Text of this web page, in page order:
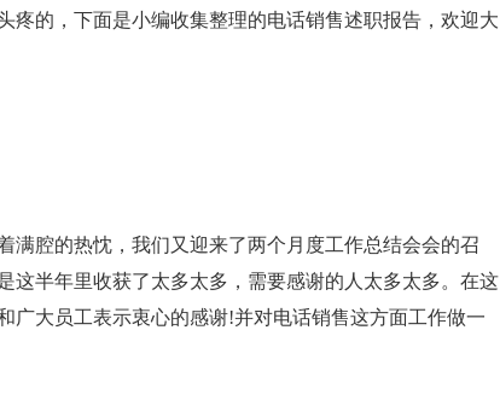
疼的，下面是小编收集整理的电话销售述职报告，欢迎大
满腔的热忱，我们又迎来了两个月度工作总结会会的召
这半年里收获了太多太多，需要感谢的人太多太多。在这
广大员工表示衷心的感谢!并对电话销售这方面工作做一